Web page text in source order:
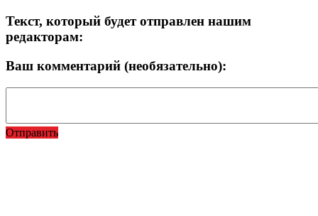
Текст, который будет отправлен нашим
редакторам:
Ваш комментарий (необязательно):
Отправить